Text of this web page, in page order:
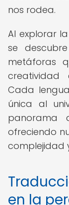
nos rodea.
Al explorar
se
metáforas
creatividad
Cada
única al
panorama
ofreciendo
complejidad
en la